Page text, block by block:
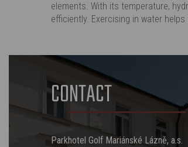
elements. With its temperature,
efficiently. Exercising in water
CONTACT
Parkhotel Golf Mariánské Lázně, a.s.